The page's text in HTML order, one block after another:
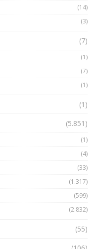
– Trò đùa tỷ đô
(14)
(3)
(7)
(1)
(7)
(1)
(1)
(5.851)
(1)
(4)
(33)
(1.317)
(599)
(2.832)
(55)